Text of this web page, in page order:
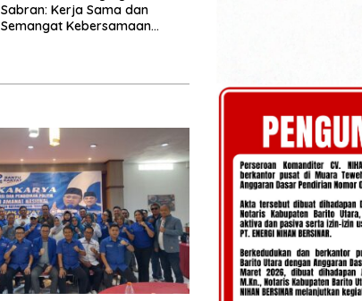
Sabran: Kerja Sama dan
Semangat Kebersamaan